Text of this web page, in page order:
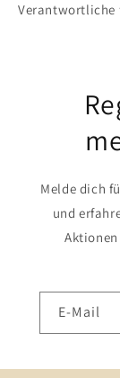
Verantwortliche
Melde dich
und
E-Mail